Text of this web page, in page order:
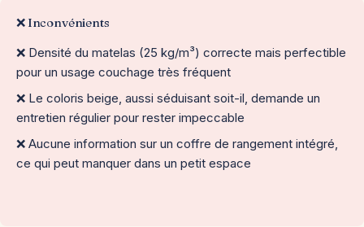
❌ Inconvénients
❌ Densité du matelas (25 kg/m³) correcte mais perfectible
pour un usage couchage très fréquent
❌ Le coloris beige, aussi séduisant soit-il, demande un
entretien régulier pour rester impeccable
❌ Aucune information sur un coffre de rangement intégré,
ce qui peut manquer dans un petit espace